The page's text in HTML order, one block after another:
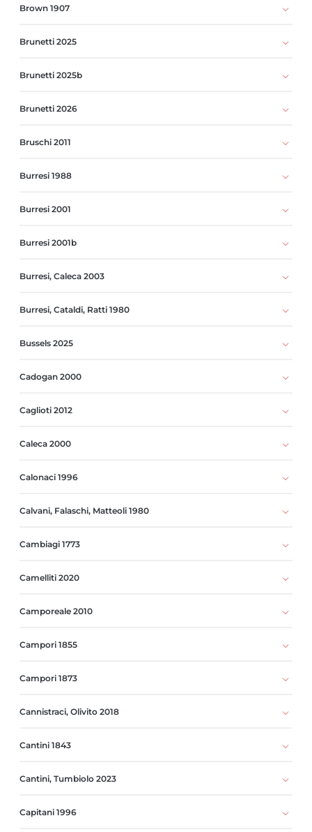
Brown 1907
Brunetti 2025
Brunetti 2025b
Brunetti 2026
Bruschi 2011
Burresi 1988
Burresi 2001
Burresi 2001b
Burresi, Caleca 2003
Burresi, Cataldi, Ratti 1980
Bussels 2025
Cadogan 2000
Caglioti 2012
Caleca 2000
Calonaci 1996
Calvani, Falaschi, Matteoli 1980
Cambiagi 1773
Camelliti 2020
Camporeale 2010
Campori 1855
Campori 1873
Cannistraci, Olivito 2018
Cantini 1843
Cantini, Tumbiolo 2023
Capitani 1996